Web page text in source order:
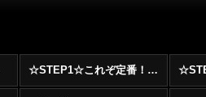
☆STEP1☆これぞ定番！！まずはここから！2000年代Hip HopフロアヒットBest 100 !!!